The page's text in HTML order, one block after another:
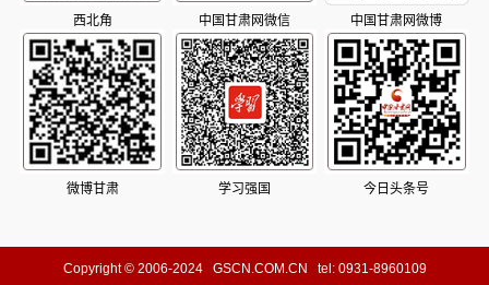
西北角 中国甘肃网微信 中国甘肃网微博
微博甘肃 学习强国 今日头条号
Copyright © 2006-2024 GSCN.COM.CN tel: 0931-8960109